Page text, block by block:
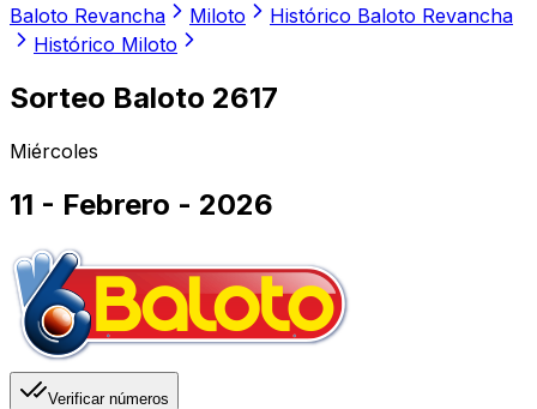
Baloto Revancha
Miloto
Histórico Baloto Revancha
Histórico Miloto
Sorteo Baloto 2617
Miércoles
11 - Febrero - 2026
Verificar números